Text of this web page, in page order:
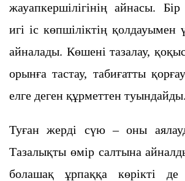
жауапкершілігінің айнасы.
игі іс көпшіліктің қолдауымен
айналады. Көшені тазалау,
орынға тастау, табиғатты
елге деген құрметтен туындайды.
Туған жерді сүю – оны
Тазалықты өмір салтына
болашақ ұрпаққа көрікті де